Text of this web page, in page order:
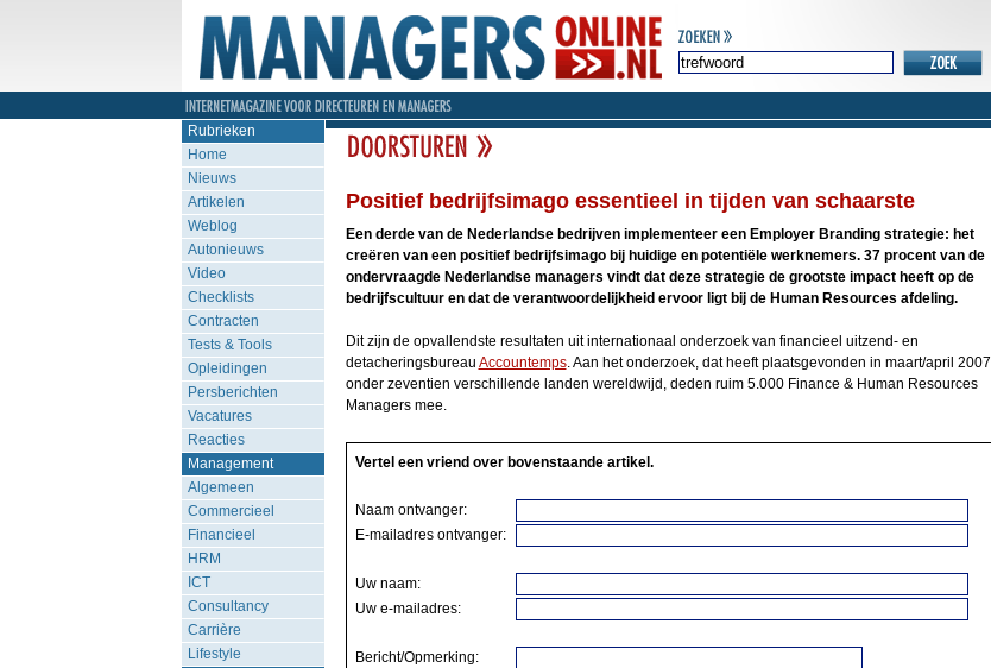
Rubrieken
Home
Nieuws
Artikelen
Weblog
Autonieuws
Video
Checklists
Contracten
Tests & Tools
Opleidingen
Persberichten
Vacatures
Reacties
Management
Algemeen
Commercieel
Financieel
HRM
ICT
Consultancy
Carrière
Lifestyle
Positief bedrijfsimago essentieel in tijden van schaarste
Een derde van de Nederlandse bedrijven implementeer een Employer Branding strategie: het
creëren van een positief bedrijfsimago bij huidige en potentiële werknemers. 37 procent van de
ondervraagde Nederlandse managers vindt dat deze strategie de grootste impact heeft op de
bedrijfscultuur en dat de verantwoordelijkheid ervoor ligt bij de Human Resources afdeling.
Dit zijn de opvallendste resultaten uit internationaal onderzoek van financieel uitzend- en
detacheringsbureau Accountemps. Aan het onderzoek, dat heeft plaatsgevonden in maart/april 2007
onder zeventien verschillende landen wereldwijd, deden ruim 5.000 Finance & Human Resources
Managers mee.
Vertel een vriend over bovenstaande artikel.
Naam ontvanger:
E-mailadres ontvanger:
Uw naam:
Uw e-mailadres:
Bericht/Opmerking: